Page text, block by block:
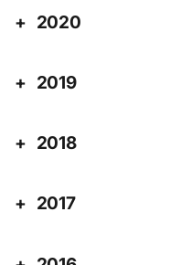
2020
2019
2018
2017